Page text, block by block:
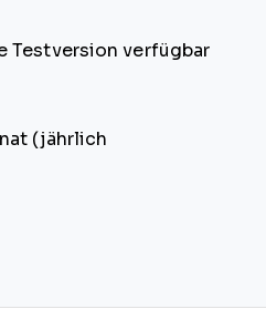
Testversion verfügbar
(jährlich